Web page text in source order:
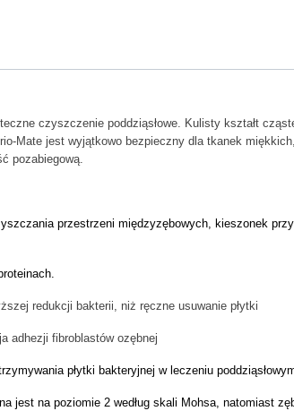
czyszczenie poddziąsłowe. Kulisty kształt
Mate jest wyjątkowo bezpieczny dla tkanek
pozabiegową.
przestrzeni międzyzębowych, kieszonek
redukcji bakterii, niż ręczne usuwanie płytki
adhezji fibroblastów ozębnej
płytki bakteryjnej w leczeniu
jest na poziomie 2 według skali Mohsa, natomiast